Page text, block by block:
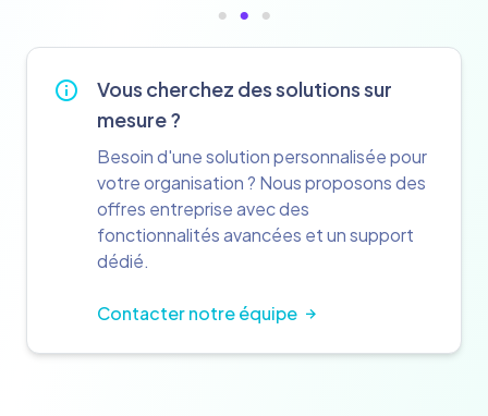
Vous cherchez des solutions sur
mesure ?
Besoin d'une solution personnalisée pour
votre organisation ? Nous proposons des
offres entreprise avec des
fonctionnalités avancées et un support
dédié.
Contacter notre équipe